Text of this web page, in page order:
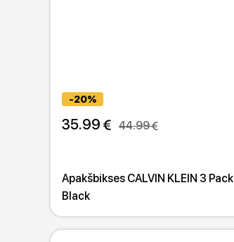
-20%
35.99 44.99
Apakšbikses CALVIN KLEIN 3 Pack
Black